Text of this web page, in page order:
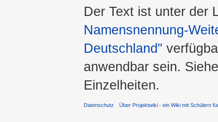
Der Text ist unter der
Namensnennung-
Deutschland"
anwendbar sein.
Einzelheiten.
Datenschutz Über Projektwiki - ein Wiki mit Schülern